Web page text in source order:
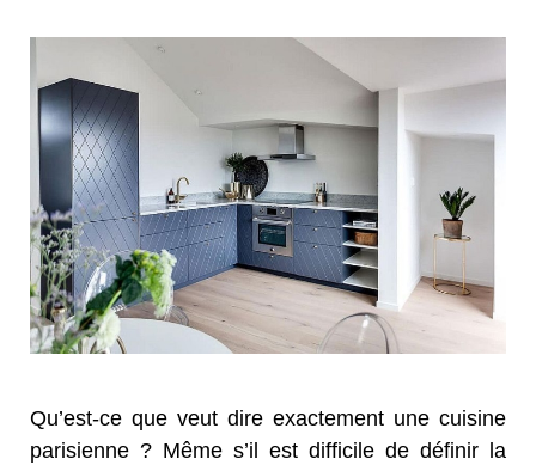
Qu’est-ce que veut dire exactement une cuisine
parisienne ? Même s’il est difficile de définir la